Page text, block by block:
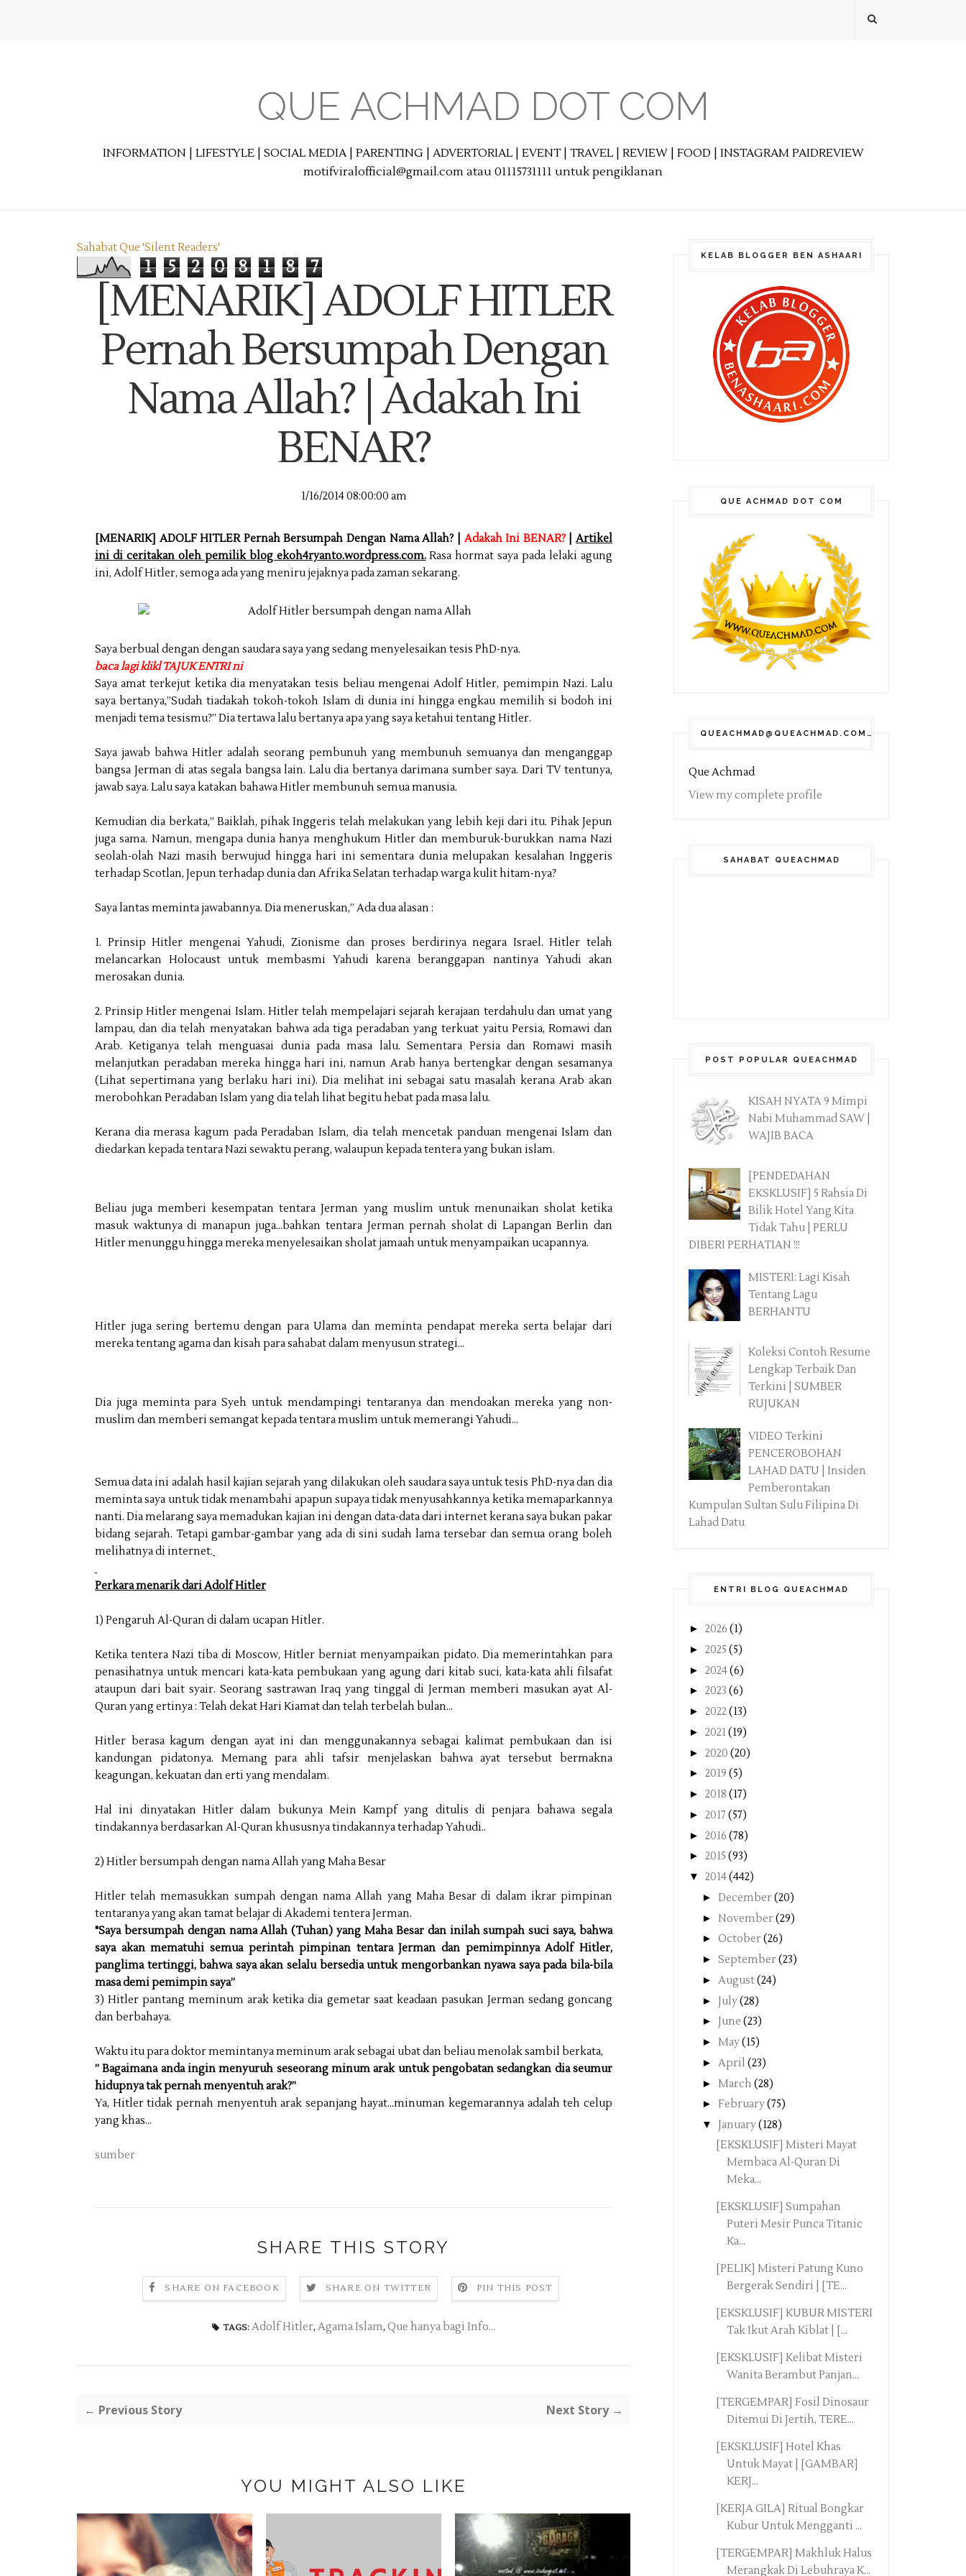
QUE ACHMAD DOT COM
INFORMATION | LIFESTYLE | SOCIAL MEDIA | PARENTING | ADVERTORIAL | EVENT | TRAVEL | REVIEW | FOOD | INSTAGRAM PAIDREVIEW
motifviralofficial@gmail.com atau 01115731111 untuk pengiklanan
Sahabat Que 'Silent Readers'
1 5 2 0 8 1 8 7
[MENARIK] ADOLF HITLER
Pernah Bersumpah Dengan
Nama Allah? | Adakah Ini
BENAR?
1/16/2014 08:00:00 am
[MENARIK] ADOLF HITLER Pernah Bersumpah Dengan Nama Allah? | Adakah Ini BENAR?|Artikel
ini di ceritakan oleh pemilik blog ekoh4ryanto.wordpress.com. Rasa hormat saya pada lelaki agung
ini, Adolf Hitler, semoga ada yang meniru jejaknya pada zaman sekarang.
Saya berbual dengan dengan saudara saya yang sedang menyelesaikan tesis PhD-nya.
baca lagi klikl TAJUK ENTRI ni
Saya amat terkejut ketika dia menyatakan tesis beliau mengenai Adolf Hitler, pemimpin Nazi. Lalu
saya bertanya,”Sudah tiadakah tokoh-tokoh Islam di dunia ini hingga engkau memilih si bodoh ini
menjadi tema tesismu?” Dia tertawa lalu bertanya apa yang saya ketahui tentang Hitler.
Saya jawab bahwa Hitler adalah seorang pembunuh yang membunuh semuanya dan menganggap
bangsa Jerman di atas segala bangsa lain. Lalu dia bertanya darimana sumber saya. Dari TV tentunya,
jawab saya. Lalu saya katakan bahawa Hitler membunuh semua manusia.
Kemudian dia berkata,” Baiklah, pihak Inggeris telah melakukan yang lebih keji dari itu. Pihak Jepun
juga sama. Namun, mengapa dunia hanya menghukum Hitler dan memburuk-burukkan nama Nazi
seolah-olah Nazi masih berwujud hingga hari ini sementara dunia melupakan kesalahan Inggeris
terhadap Scotlan, Jepun terhadap dunia dan Afrika Selatan terhadap warga kulit hitam-nya?
Saya lantas meminta jawabannya. Dia meneruskan,” Ada dua alasan :
1. Prinsip Hitler mengenai Yahudi, Zionisme dan proses berdirinya negara Israel. Hitler telah
melancarkan Holocaust untuk membasmi Yahudi karena beranggapan nantinya Yahudi akan
merosakan dunia.
2. Prinsip Hitler mengenai Islam. Hitler telah mempelajari sejarah kerajaan terdahulu dan umat yang
lampau, dan dia telah menyatakan bahwa ada tiga peradaban yang terkuat yaitu Persia, Romawi dan
Arab. Ketiganya telah menguasai dunia pada masa lalu. Sementara Persia dan Romawi masih
melanjutkan peradaban mereka hingga hari ini, namun Arab hanya bertengkar dengan sesamanya
(Lihat sepertimana yang berlaku hari ini). Dia melihat ini sebagai satu masalah kerana Arab akan
merobohkan Peradaban Islam yang dia telah lihat begitu hebat pada masa lalu.
Kerana dia merasa kagum pada Peradaban Islam, dia telah mencetak panduan mengenai Islam dan
diedarkan kepada tentara Nazi sewaktu perang, walaupun kepada tentera yang bukan islam.
Beliau juga memberi kesempatan tentara Jerman yang muslim untuk menunaikan sholat ketika
masuk waktunya di manapun juga…bahkan tentara Jerman pernah sholat di Lapangan Berlin dan
Hitler menunggu hingga mereka menyelesaikan sholat jamaah untuk menyampaikan ucapannya.
Hitler juga sering bertemu dengan para Ulama dan meminta pendapat mereka serta belajar dari
mereka tentang agama dan kisah para sahabat dalam menyusun strategi…
Dia juga meminta para Syeh untuk mendampingi tentaranya dan mendoakan mereka yang non-
muslim dan memberi semangat kepada tentara muslim untuk memerangi Yahudi…
Semua data ini adalah hasil kajian sejarah yang dilakukan oleh saudara saya untuk tesis PhD-nya dan dia
meminta saya untuk tidak menambahi apapun supaya tidak menyusahkannya ketika memaparkannya
nanti. Dia melarang saya memadukan kajian ini dengan data-data dari internet kerana saya bukan pakar
bidang sejarah. Tetapi gambar-gambar yang ada di sini sudah lama tersebar dan semua orang boleh
melihatnya di internet.
Perkara menarik dari Adolf Hitler
1) Pengaruh Al-Quran di dalam ucapan Hitler.
Ketika tentera Nazi tiba di Moscow, Hitler berniat menyampaikan pidato. Dia memerintahkan para
penasihatnya untuk mencari kata-kata pembukaan yang agung dari kitab suci, kata-kata ahli filsafat
ataupun dari bait syair. Seorang sastrawan Iraq yang tinggal di Jerman memberi masukan ayat Al-
Quran yang ertinya : Telah dekat Hari Kiamat dan telah terbelah bulan…
Hitler berasa kagum dengan ayat ini dan menggunakannya sebagai kalimat pembukaan dan isi
kandungan pidatonya. Memang para ahli tafsir menjelaskan bahwa ayat tersebut bermakna
keagungan, kekuatan dan erti yang mendalam.
Hal ini dinyatakan Hitler dalam bukunya Mein Kampf yang ditulis di penjara bahawa segala
tindakannya berdasarkan Al-Quran khususnya tindakannya terhadap Yahudi..
2) Hitler bersumpah dengan nama Allah yang Maha Besar
Hitler telah memasukkan sumpah dengan nama Allah yang Maha Besar di dalam ikrar pimpinan
tentaranya yang akan tamat belajar di Akademi tentera Jerman.
"Saya bersumpah dengan nama Allah (Tuhan) yang Maha Besar dan inilah sumpah suci saya, bahwa
saya akan mematuhi semua perintah pimpinan tentara Jerman dan pemimpinnya Adolf Hitler,
panglima tertinggi, bahwa saya akan selalu bersedia untuk mengorbankan nyawa saya pada bila-bila
masa demi pemimpin saya”
3) Hitler pantang meminum arak ketika dia gemetar saat keadaan pasukan Jerman sedang goncang
dan berbahaya.
Waktu itu para doktor memintanya meminum arak sebagai ubat dan beliau menolak sambil berkata,
” Bagaimana anda ingin menyuruh seseorang minum arak untuk pengobatan sedangkan dia seumur
hidupnya tak pernah menyentuh arak?”
Ya, Hitler tidak pernah menyentuh arak sepanjang hayat…minuman kegemarannya adalah teh celup
yang khas…
sumber
SHARE THIS STORY
SHARE ON FACEBOOK SHARE ON TWITTER PIN THIS POST
TAGS: Adolf Hitler, Agama Islam, Que hanya bagi Info...
← Previous Story Next Story →
YOU MIGHT ALSO LIKE
KELAB BLOGGER BEN ASHAARI
QUE ACHMAD DOT COM
QUEACHMAD@QUEACHMAD.COM
Que Achmad
View my complete profile
SAHABAT QUEACHMAD
POST POPULAR QUEACHMAD
KISAH NYATA 9 Mimpi
Nabi Muhammad SAW |
WAJIB BACA
[PENDEDAHAN
EKSKLUSIF] 5 Rahsia Di
Bilik Hotel Yang Kita
Tidak Tahu | PERLU
DIBERI PERHATIAN !!!
MISTERI: Lagi Kisah
Tentang Lagu
BERHANTU
Koleksi Contoh Resume
Lengkap Terbaik Dan
Terkini | SUMBER
RUJUKAN
VIDEO Terkini
PENCEROBOHAN
LAHAD DATU | Insiden
Pemberontakan
Kumpulan Sultan Sulu Filipina Di
Lahad Datu
ENTRI BLOG QUEACHMAD
► 2026 (1)
► 2025 (5)
► 2024(6)
► 2023 (6)
► 2022(13)
► 2021(19)
► 2020 (20)
► 2019 (5)
► 2018 (17)
► 2017 (57)
► 2016 (78)
► 2015 (93)
▼ 2014(442)
► December(20)
► November(29)
► October(26)
► September(23)
► August(24)
► July(28)
► June (23)
► May(15)
► April (23)
► March (28)
► February(75)
▼ January(128)
[EKSKLUSIF] Misteri Mayat
Membaca Al-Quran Di
Meka...
[EKSKLUSIF] Sumpahan
Puteri Mesir Punca Titanic
Ka...
[PELIK] Misteri Patung Kuno
Bergerak Sendiri | [TE...
[EKSKLUSIF] KUBUR MISTERI
Tak Ikut Arah Kiblat | [...
[EKSKLUSIF] Kelibat Misteri
Wanita Berambut Panjan...
[TERGEMPAR] Fosil Dinosaur
Ditemui Di Jertih, TERE...
[EKSKLUSIF] Hotel Khas
Untuk Mayat | [GAMBAR]
KERJ...
[KERJA GILA] Ritual Bongkar
Kubur Untuk Mengganti ...
[TERGEMPAR] Makhluk Halus
Merangkak Di Lebuhraya K...